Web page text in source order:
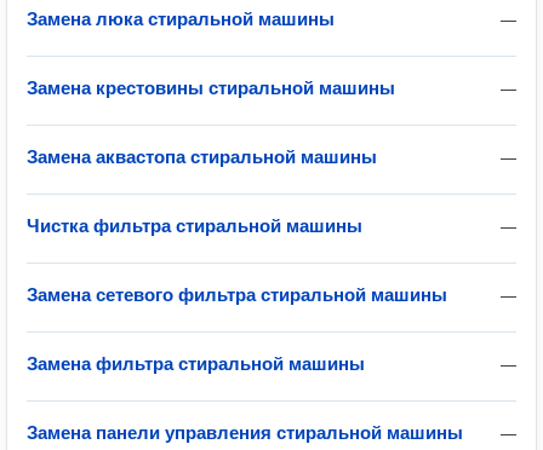
—
Замена люка стиральной машины
—
Замена крестовины стиральной машины
—
Замена аквастопа стиральной машины
—
Чистка фильтра стиральной машины
—
Замена сетевого фильтра стиральной машины
—
Замена фильтра стиральной машины
—
Замена панели управления стиральной машины